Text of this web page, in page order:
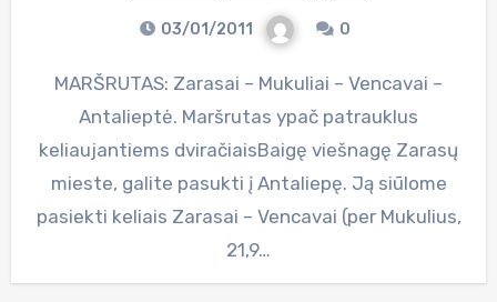
03/01/2011 0
MARŠRUTAS: Zarasai – Mukuliai – Vencavai –
Antalieptė. Maršrutas ypač patrauklus
keliaujantiems dviračiaisBaigę viešnagę Zarasų
mieste, galite pasukti į Antaliepę. Ją siūlome
pasiekti keliais Zarasai – Vencavai (per Mukulius,
21,9…